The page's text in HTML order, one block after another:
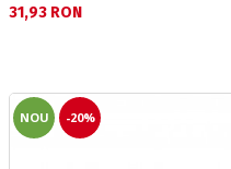
Текуща цена:
31,93 RON
NOU -20%